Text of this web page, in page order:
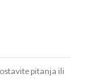
pitanja ili